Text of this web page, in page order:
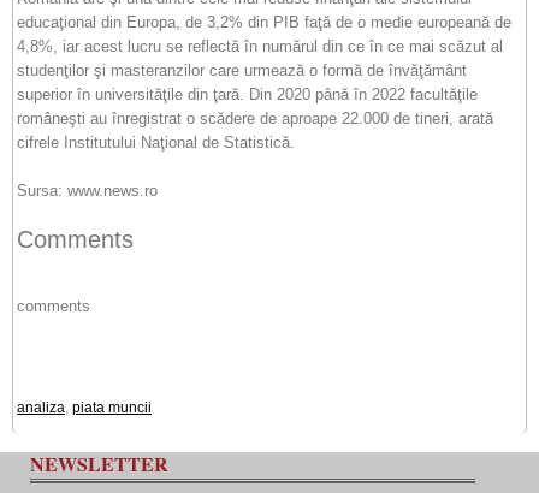
educaţional din Europa, de 3,2% din PIB faţă de o medie europeană de
4,8%, iar acest lucru se reflectă în numărul din ce în ce mai scăzut al
studenţilor şi masteranzilor care urmează o formă de învăţământ
superior în universităţile din ţară. Din 2020 până în 2022 facultăţile
româneşti au înregistrat o scădere de aproape 22.000 de tineri, arată
cifrele Institutului Naţional de Statistică.
Sursa: www.news.ro
Comments
comments
analiza, piata muncii
NEWSLETTER